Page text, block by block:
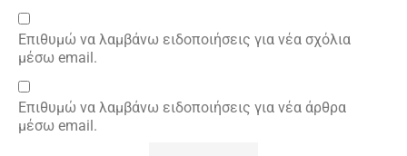
Επιθυμώ να λαμβάνω ειδοποιήσεις για νέα σχόλια
μέσω email.
Επιθυμώ να λαμβάνω ειδοποιήσεις για νέα άρθρα
μέσω email.